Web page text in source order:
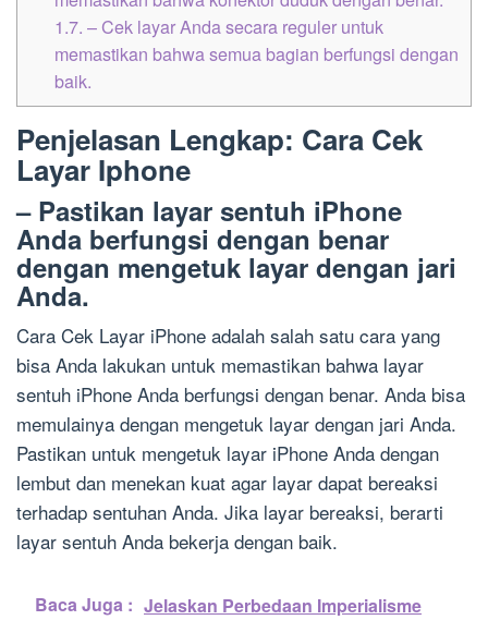
1.7. – Cek layar Anda secara reguler untuk
memastikan bahwa semua bagian berfungsi dengan
baik.
Penjelasan Lengkap: Cara Cek
Layar Iphone
– Pastikan layar sentuh iPhone
Anda berfungsi dengan benar
dengan mengetuk layar dengan jari
Anda.
Cara Cek Layar iPhone adalah salah satu cara yang
bisa Anda lakukan untuk memastikan bahwa layar
sentuh iPhone Anda berfungsi dengan benar. Anda bisa
memulainya dengan mengetuk layar dengan jari Anda.
Pastikan untuk mengetuk layar iPhone Anda dengan
lembut dan menekan kuat agar layar dapat bereaksi
terhadap sentuhan Anda. Jika layar bereaksi, berarti
layar sentuh Anda bekerja dengan baik.
Baca Juga : Jelaskan Perbedaan Imperialisme